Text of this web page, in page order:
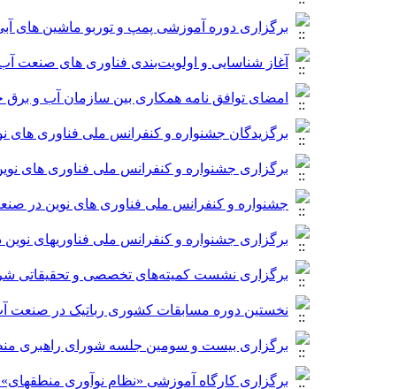
برگزاری دوره آموزشی پمپ و توربو ماشین های
آغاز شناسایی و اولویت‌بندی فناوری های صنعت
امضای توافق نامه همکاری بین سازمان آب و برق
برگزیدگان جشنواره و کنفرانس ملی فناوری های
برگزاری جشنواره و کنفرانس ملی فناوری های
جشنواره و کنفرانس ملی فناوری های نوین در
برگزاری جشنواره و کنفرانس ملی فناوری‎های نوین در صنعت آب و برق
برگزاری نشست کمیته‌های تخصصی و تحقیقاتی
نخستین دوره مسابقات کشوری رباتیک در صنعت
برگزاری بیست و سومین جلسه شورای راهبری
برگزاری کارگاه آموزشی «نظام نوآوری منطقه‎ای» توسط دفتر پژوهش‎های کاربردی